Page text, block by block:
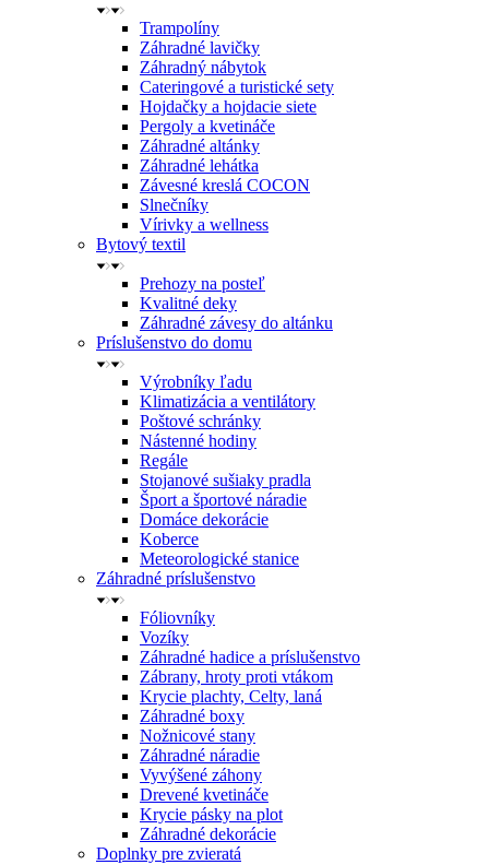
Trampolíny
Záhradné lavičky
Záhradný nábytok
Cateringové a turistické sety
Hojdačky a hojdacie siete
Pergoly a kvetináče
Záhradné altánky
Záhradné lehátka
Závesné kreslá COCON
Slnečníky
Vírivky a wellness
Bytový textil
Prehozy na posteľ
Kvalitné deky
Záhradné závesy do altánku
Príslušenstvo do domu
Výrobníky ľadu
Klimatizácia a ventilátory
Poštové schránky
Nástenné hodiny
Regále
Stojanové sušiaky pradla
Šport a športové náradie
Domáce dekorácie
Koberce
Meteorologické stanice
Záhradné príslušenstvo
Fóliovníky
Vozíky
Záhradné hadice a príslušenstvo
Zábrany, hroty proti vtákom
Krycie plachty, Celty, laná
Záhradné boxy
Nožnicové stany
Záhradné náradie
Vyvýšené záhony
Drevené kvetináče
Krycie pásky na plot
Záhradné dekorácie
Doplnky pre zvieratá